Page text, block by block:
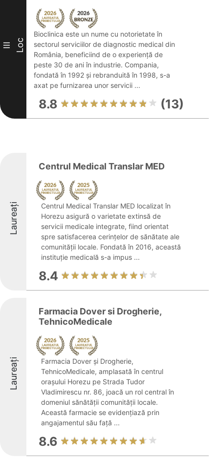
III Loc
Bioclinica este un nume cu notorietate în
sectorul serviciilor de diagnostic medical din
România, beneficiind de o experiență de
peste 30 de ani în industrie. Compania,
fondată în 1992 și rebranduită în 1998, s-a
axat pe furnizarea unor servicii ...
8.8 (13)
Laureați
Centrul Medical Translar MED
Centrul Medical Translar MED localizat în
Horezu asigură o varietate extinsă de
servicii medicale integrate, fiind orientat
spre satisfacerea cerințelor de sănătate ale
comunității locale. Fondată în 2016, această
instituție medicală s-a impus ...
8.4
Laureați
Farmacia Dover si Drogherie,
TehnicoMedicale
Farmacia Dover și Drogherie,
TehnicoMedicale, amplasată în centrul
orașului Horezu pe Strada Tudor
Vladimirescu nr. 86, joacă un rol central în
domeniul sănătății comunității locale.
Această farmacie se evidențiază prin
angajamentul său față ...
8.6